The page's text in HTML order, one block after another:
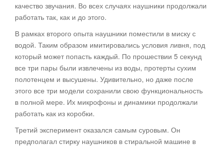
качество звучания. Во всех случаях наушники продолжали
работать так, как и до этого.
В рамках второго опыта наушники поместили в миску с
водой. Таким образом имитировались условия ливня, под
который может попасть каждый. По прошествии 5 секунд
все три пары были извлечены из воды, протерты сухим
полотенцем и высушены. Удивительно, но даже после
этого все три модели сохранили свою функциональность
в полной мере. Их микрофоны и динамики продолжали
работать как из коробки.
Третий эксперимент оказался самым суровым. Он
предполагал стирку наушников в стиральной машине в